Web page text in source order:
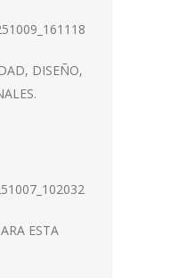
DISEÑO,
ESTA